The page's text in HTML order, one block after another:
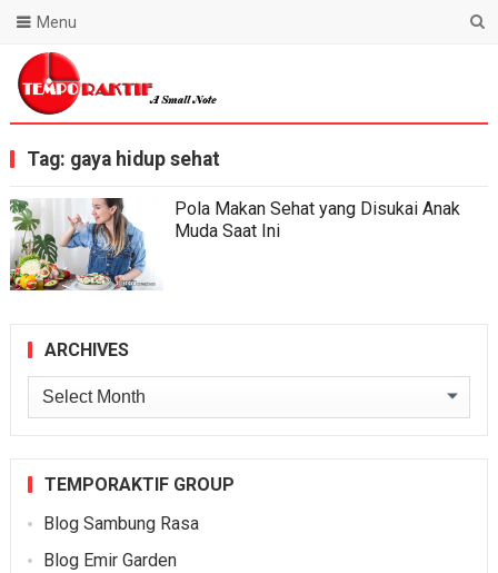
Blog Temporaktif
Menu
Tag: gaya hidup sehat
Pola Makan Sehat yang Disukai Anak
Muda Saat Ini
ARCHIVES
Archives
TEMPORAKTIF GROUP
Blog Sambung Rasa
Blog Emir Garden